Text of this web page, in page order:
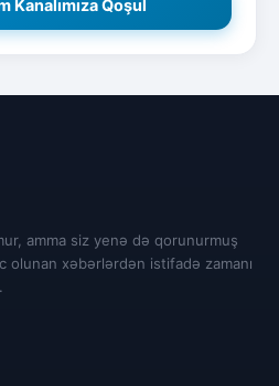
Kanalımıza Qoşul
amma siz yenə də qorunurmuş
olunan xəbərlərdən istifadə zamanı